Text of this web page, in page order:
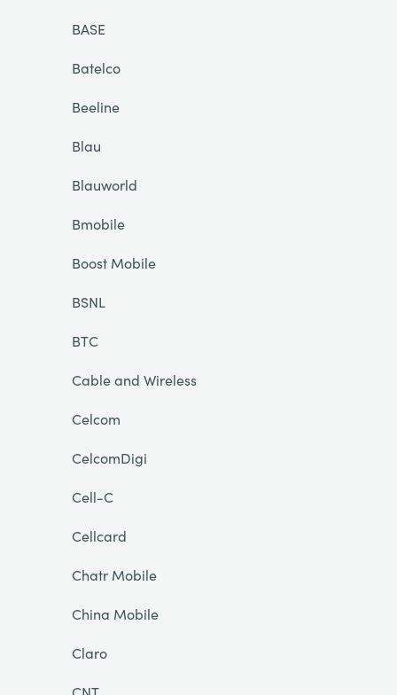
BASE
Batelco
Beeline
Blau
Blauworld
Bmobile
Boost Mobile
BSNL
BTC
Cable and Wireless
Celcom
CelcomDigi
Cell-C
Cellcard
Chatr Mobile
China Mobile
Claro